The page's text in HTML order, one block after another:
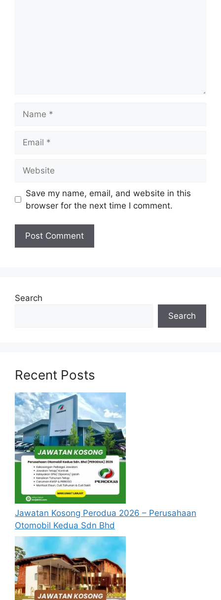
Tarikh Tutup Permohonan :
JAWATAN
Juruteknologi Pergigian Gred U29
Penolong Pustakawan Gred S29
Untuk memohon lain-lain
Disini)
Syarat Asas Permohonan
tahun
Berkelayakan dan melepasi syarat-syarat
sediakan seperti berikut.
Update Jawatan Kosong Terkini
Cara Memohon
Permohonan jawatan diatas hendaklah
melalui pautanPermohonan Online
boleh didapati melalui pautan yang telah
disediakan dibawah. Untuk pemohon kali
pertama, anda perlu mendaftar
akaun baru terlebih dahulu.
Calon dikehendaki memuat naik resume
yang lengkap (kelayakan akademik,
pengalaman kerja, gaji semasa dan gaji
yang dipohon, gambar berukuran
passport serta salinan sijil-sijil berkaitan)
semasa membuat permohonan.
Pemohon yang telah mendaftar dan
memohon jawatan yang disenaraikan
Save my name, email, and website in this
browser for the next time I comment.
Search
Search
Recent Posts
Jawatan Kosong Perodua 2026 – Perusahaan
Otomobil Kedua Sdn Bhd